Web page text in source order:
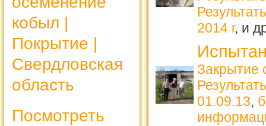
кобыл |
Покрытие |
Свердловская
область
Посмотреть
2014 г, и
Закрытие
01.09.13,